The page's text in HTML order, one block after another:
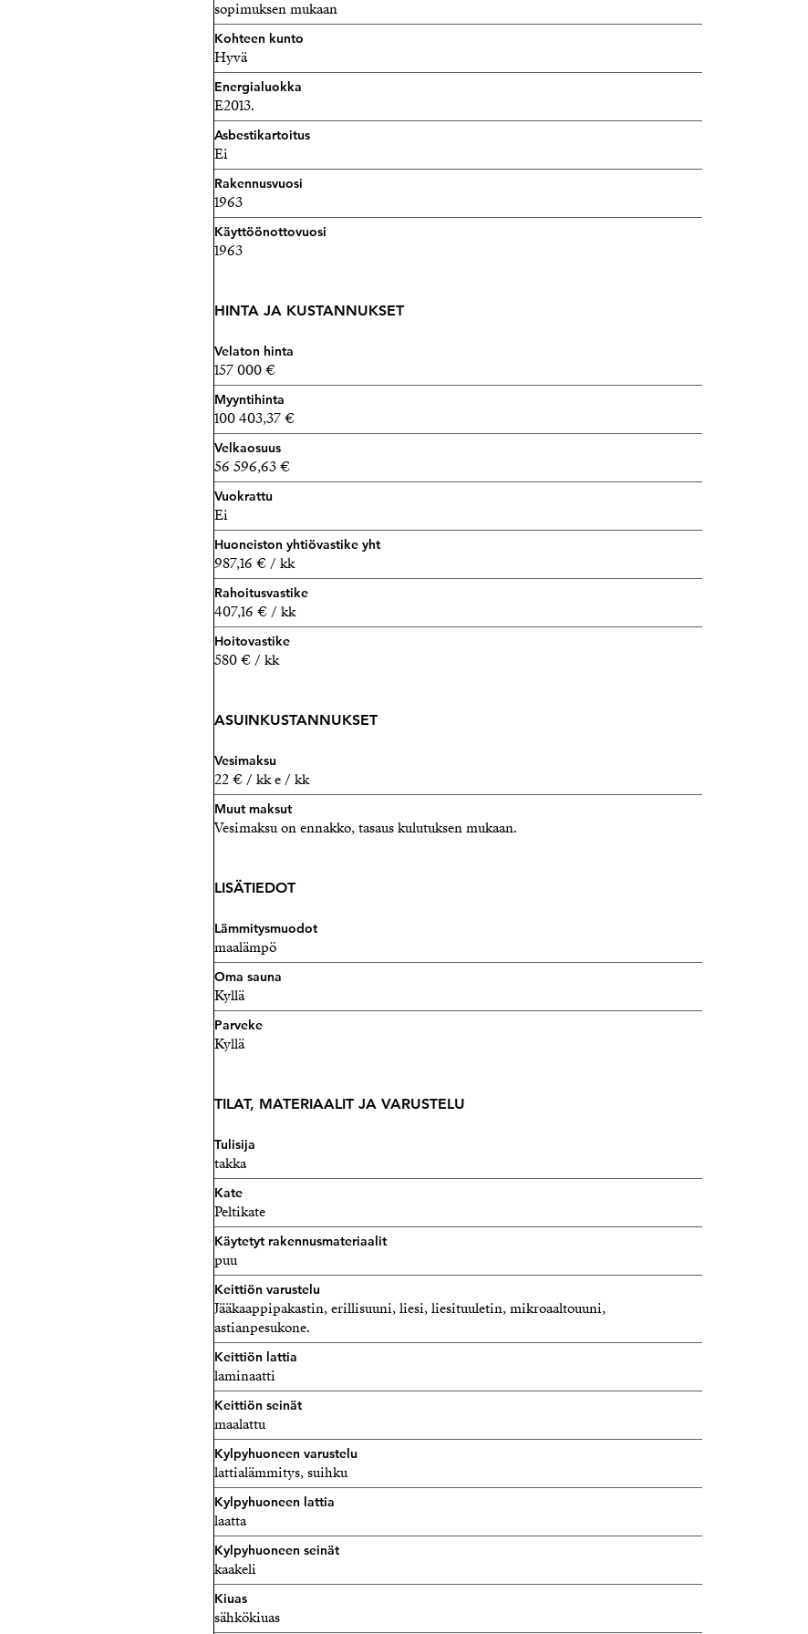
sopimuksen mukaan
Kohteen kunto
Hyvä
Energialuokka
E2013.
Asbestikartoitus
Ei
Rakennusvuosi
1963
Käyttöönottovuosi
1963
HINTA JA KUSTANNUKSET
Velaton hinta
157 000 €
Myyntihinta
100 403,37 €
Velkaosuus
56 596,63 €
Vuokrattu
Ei
Huoneiston yhtiövastike yht
987,16 € / kk
Rahoitusvastike
407,16 € / kk
Hoitovastike
580 € / kk
ASUINKUSTANNUKSET
Vesimaksu
22 € / kk e / kk
Muut maksut
Vesimaksu on ennakko, tasaus kulutuksen mukaan.
LISÄTIEDOT
Lämmitysmuodot
maalämpö
Oma sauna
Kyllä
Parveke
Kyllä
TILAT, MATERIAALIT JA VARUSTELU
Tulisija
takka
Kate
Peltikate
Käytetyt rakennusmateriaalit
puu
Keittiön varustelu
Jääkaappipakastin, erillisuuni, liesi, liesituuletin, mikroaaltouuni,
astianpesukone.
Keittiön lattia
laminaatti
Keittiön seinät
maalattu
Kylpyhuoneen varustelu
lattialämmitys, suihku
Kylpyhuoneen lattia
laatta
Kylpyhuoneen seinät
kaakeli
Kiuas
sähkökiuas